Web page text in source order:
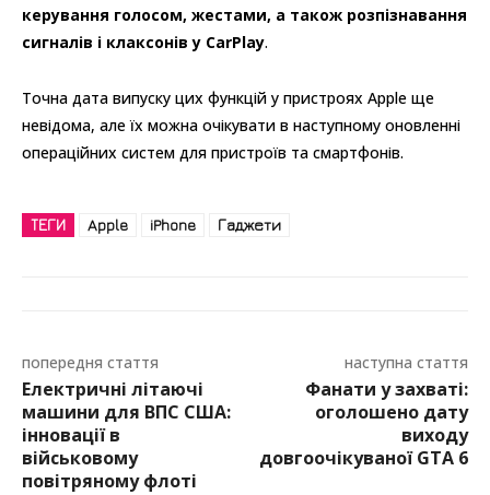
керування голосом, жестами, а також розпізнавання
сигналів і клаксонів у CarPlay.
Точна дата випуску цих функцій у пристроях Apple ще
невідома, але їх можна очікувати в наступному оновленні
операційних систем для пристроїв та смартфонів.
ТЕГИ Apple iPhone Гаджети
попередня стаття
Електричні літаючі
машини для ВПС США:
інновації в
військовому
повітряному флоті
наступна стаття
Фанати у захваті:
оголошено дату
виходу
довгоочікуваної GTA 6